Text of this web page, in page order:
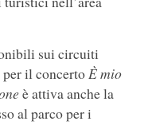
sui circuiti
il concertoÈ mio
è attiva anche la
al parco per i